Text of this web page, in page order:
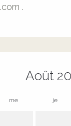
.
Août
me je